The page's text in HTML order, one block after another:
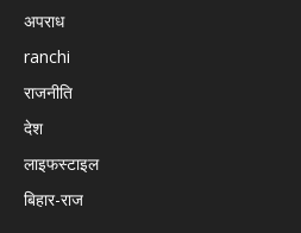
अपराध
ranchi
राजनीति
देश
लाइफस्टाइल
बिहार-राज